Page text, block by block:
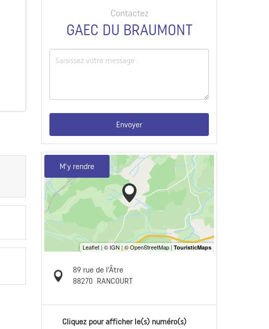
Contactez
GAEC DU BRAUMONT
Envoyer
M'y rendre
89 rue de l'Âtre
88270 RANCOURT
Cliquez pour afficher le(s) numéro(s)